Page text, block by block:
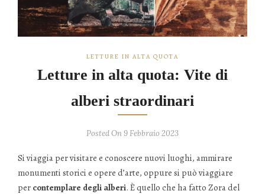
LETTURE IN ALTA QUOTA
Letture in alta quota: Vite di
alberi straordinari
Posted On 9 Febbraio 2023
Si viaggia per visitare e conoscere nuovi luoghi, ammirare
monumenti storici e opere d’arte, oppure si può viaggiare
per contemplare degli alberi. È quello che ha fatto Zora del